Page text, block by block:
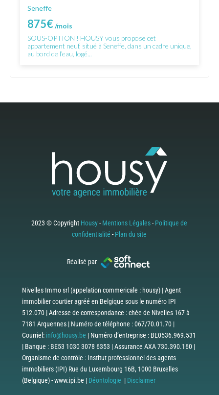
Seneffe
875€/mois
SOUS-OPTION ! HOUSY vous propose cet
appartement neuf, situé à Seneffe, dans un cadre unique,
au bord de l’eau, logé...
2023 © Copyright Housy-Mentions Légales-Politique de
confidentialité -Plan du site
Réalisé par
Nivelles Immo srl (appelation commericale : housy) | Agent
immobilier courtier agréé en Belgique sous le numéro IPI
512.070 | Adresse de correspondance : chée de Nivelles 167 à
7181 Arquennes | Numéro de téléphone : 067/70.01.70 |
Courriel: info@housy.be | Numéro d’entreprise : BE0536.969.531
| Banque : BE53 1030 3078 6353 | Assurance AXA 730.390.160 |
Organisme de contrôle : Institut professionnel des agents
immobiliers (IPI) Rue du Luxembourg 16B, 1000 Bruxelles
(Belgique) - www.ipi.be | Déontologie | Disclaimer